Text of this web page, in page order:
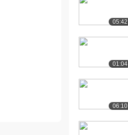
05:42
01:04
06:10